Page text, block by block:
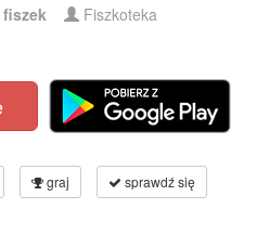
fiszek Fiszkoteka
graj sprawdź się